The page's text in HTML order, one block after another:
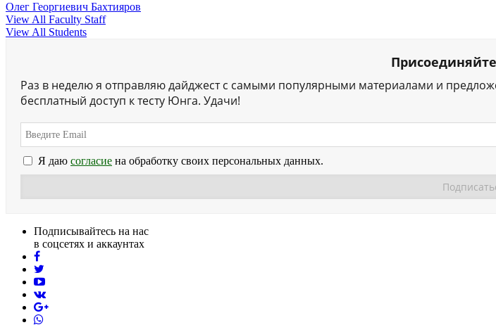
Олег Георгиевич Бахтияров
View All Faculty Staff
View All Students
Раз в неделю я отправляю дайджест с самыми популярными материалами и
бесплатный доступ к тесту Юнга. Удачи!
Я даю согласие на обработку своих персональных данных.
Подписывайтесь на нас
в соцсетях и аккаунтах
facebook
youtube
vk